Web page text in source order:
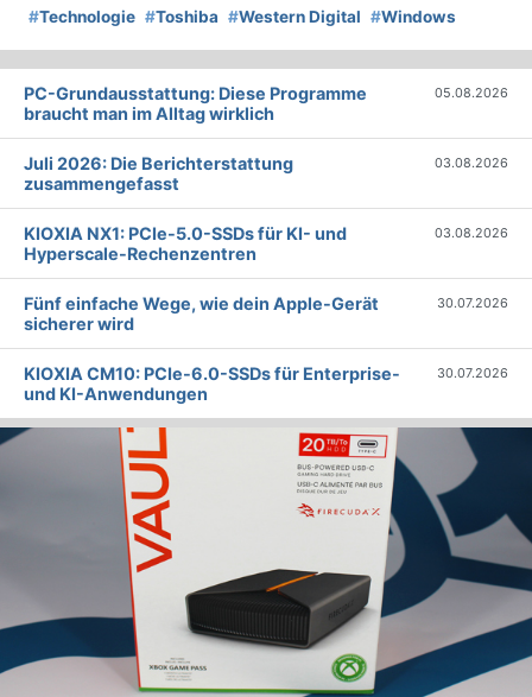
#Technologie #Toshiba #Western Digital #Windows
PC-Grundausstattung: Diese Programme
braucht man im Alltag wirklich
05.08.2026
Juli 2026: Die Bericht­erstattung
zusammengefasst
03.08.2026
KIOXIA NX1: PCIe-5.0-SSDs für KI- und
Hyperscale-Rechenzentren
03.08.2026
Fünf einfache Wege, wie dein Apple-Gerät
sicherer wird
30.07.2026
KIOXIA CM10: PCIe-6.0-SSDs für Enterprise-
und KI-Anwendungen
30.07.2026